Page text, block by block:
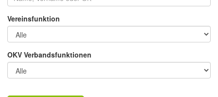
Vereinsfunktion
OKV Verbandsfunktionen